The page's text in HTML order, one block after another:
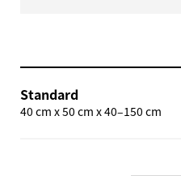
Standard
40 cm x 50 cm x 40–150 cm